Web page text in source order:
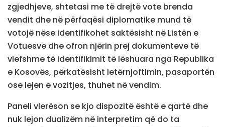
zgjedhjeve, shtetasi me të drejtë vote brenda
vendit dhe në përfaqësi diplomatike mund të
votojë nëse identifikohet saktësisht në Listën e
Votuesve dhe ofron njërin prej dokumenteve të
vlefshme të identifikimit të lëshuara nga Republika
e Kosovës, përkatësisht letërnjoftimin, pasaportën
ose lejen e vozitjes, thuhet në vendim.
Paneli vlerëson se kjo dispozitë është e qartë dhe
nuk lejon dualizëm në interpretim që do ta